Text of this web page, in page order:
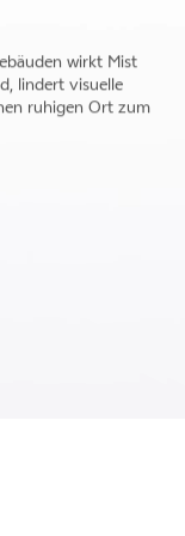
Basis mit
eine ruhige
tritt.